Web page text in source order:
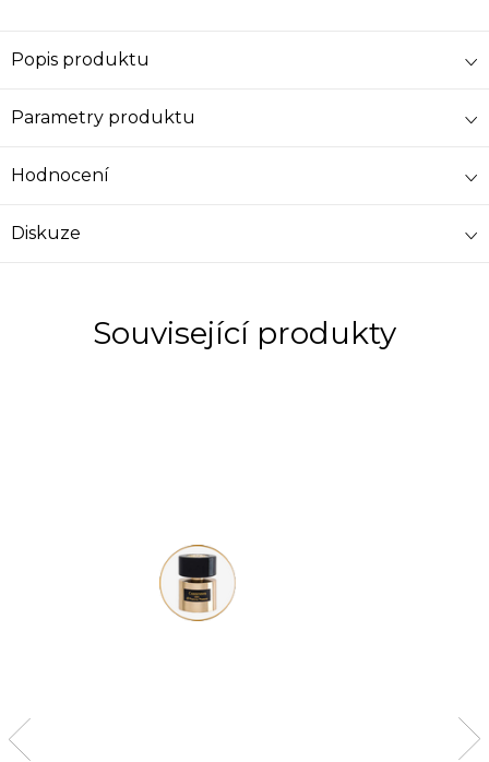
Popis produktu
Parametry produktu
Hodnocení
Diskuze
Související produkty